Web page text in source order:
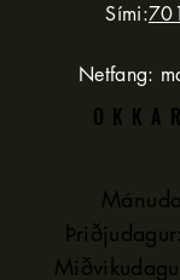
Sími:
Netfang: